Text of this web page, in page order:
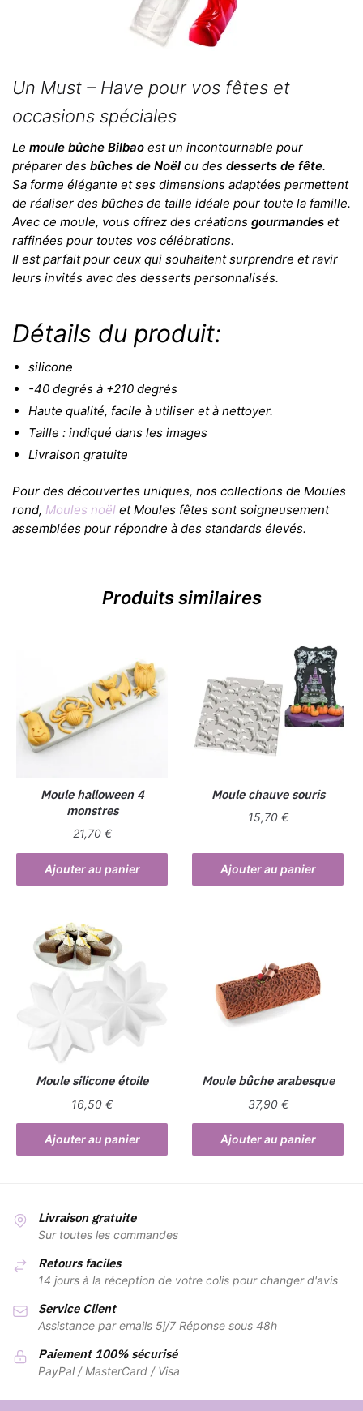
Un Must – Have pour vos fêtes et
occasions spéciales
Le moule bûche Bilbao est un incontournable pour
préparer des bûches de Noël ou des desserts de fête.
Sa forme élégante et ses dimensions adaptées permettent
de réaliser des bûches de taille idéale pour toute la famille.
Avec ce moule, vous offrez des créations gourmandes et
raffinées pour toutes vos célébrations.
Il est parfait pour ceux qui souhaitent surprendre et ravir
leurs invités avec des desserts personnalisés.
Détails du produit:
silicone
-40 degrés à +210 degrés
Haute qualité, facile à utiliser et à nettoyer.
Taille : indiqué dans les images
Livraison gratuite
Pour des découvertes uniques, nos collections de Moules
rond, Moules noël et Moules fêtes sont soigneusement
assemblées pour répondre à des standards élevés.
Produits similaires
Moule halloween 4
monstres
21,70 €
Ajouter au panier
Moule chauve souris
15,70 €
Ajouter au panier
Moule silicone étoile
16,50€
Ajouter au panier
Moule bûche arabesque
37,90 €
Ajouter au panier
Livraison gratuite
Sur toutes les commandes
Retours faciles
14 jours à la réception de votre colis pour changer d'avis
Service Client
Assistance par emails 5j/7 Réponse sous 48h
Paiement 100% sécurisé
PayPal / MasterCard / Visa